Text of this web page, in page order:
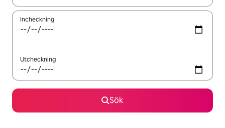
Incheckning
Utcheckning
Sök